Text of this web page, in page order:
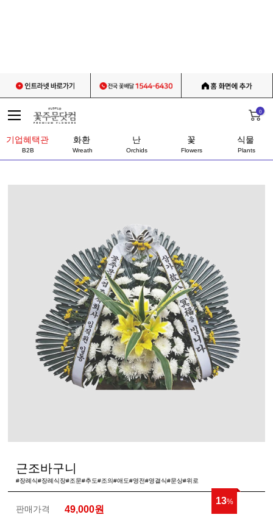
0
기업혜택관
B2B
화환
Wreath
난
Orchids
꽃
Flowers
식물
Plants
근조바구니
#장례식#장례식장#조문#추도#조의#애도#영전#영결식#문상#위로
13%
판매가격 49,000원